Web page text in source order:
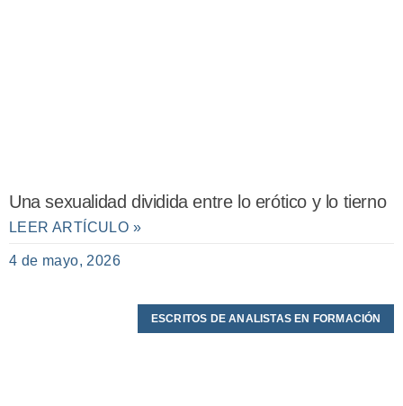
Una sexualidad dividida entre lo erótico y lo tierno
LEER ARTÍCULO »
4 de mayo, 2026
ESCRITOS DE ANALISTAS EN FORMACIÓN